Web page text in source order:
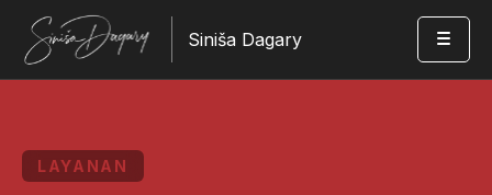
Siniša Dagary
LAYANAN